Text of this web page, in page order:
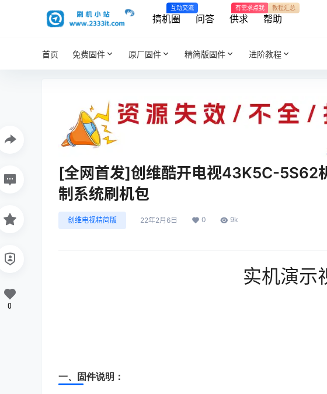
搞机圈
互动交流
问答 供求
有需求点我
帮助
教程汇总
首页 免费固件 原厂固件 精简版固件 进阶教程
[全网首发]创维酷开电视43K5C-5S62
制系统刷机包
创维电视精简版 22年2月6日 0 9k
实机演示
一、固件说明：
0